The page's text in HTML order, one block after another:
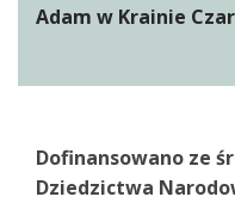
Adam w Krainie
Dofinansowano ze
Dziedzictwa